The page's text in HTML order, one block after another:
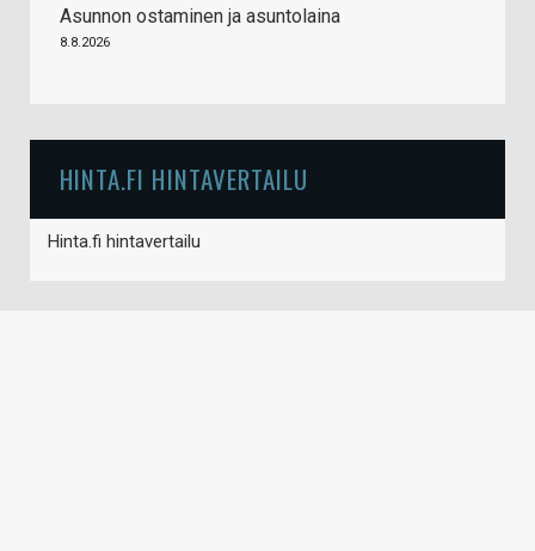
Asunnon ostaminen ja asuntolaina
8.8.2026
HINTA.FI HINTAVERTAILU
Hinta.fi hintavertailu